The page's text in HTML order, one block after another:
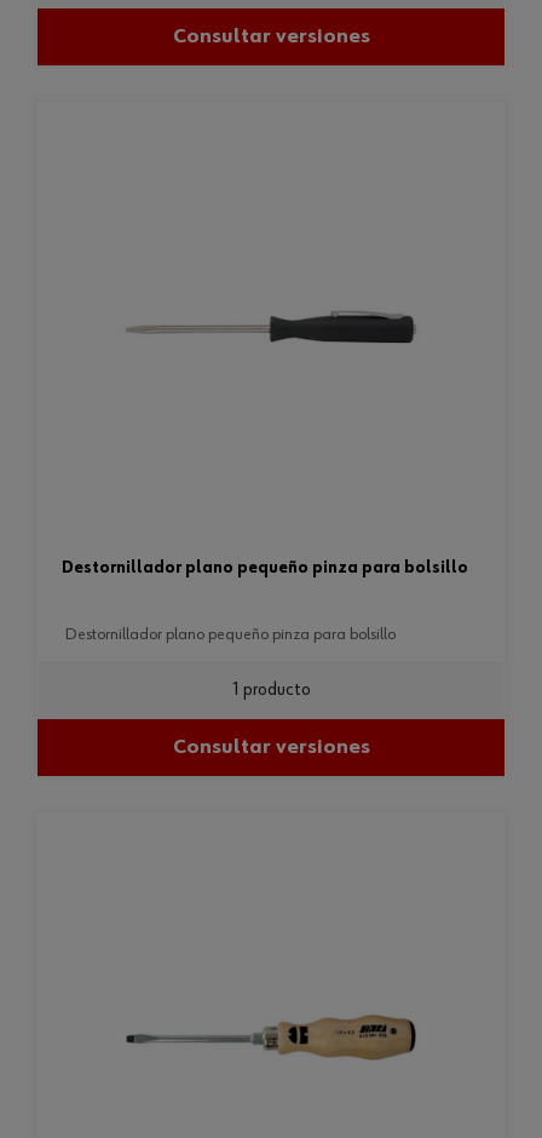
Consultar versiones
destornillador plano pequeño pinza para bolsillo
destornillador plano pequeño pinza para bolsillo
1 producto
Consultar versiones